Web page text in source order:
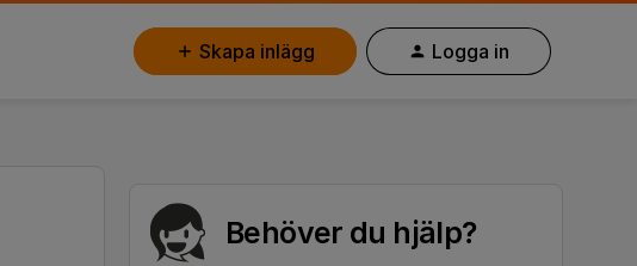
Skapa inlägg Logga in
Behöver du hjälp?